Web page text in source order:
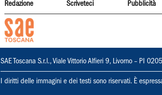
Redazione Scriveteci Pubblicità
SAE Toscana S.r.l., Viale Vittorio Alfieri 9, Livorno – PI
I diritti delle immagini e dei testi sono riservati. È